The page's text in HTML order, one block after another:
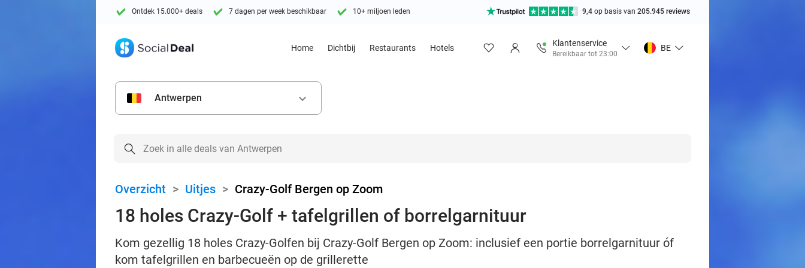
Ontdek 15.000+ deals 7 dagen per week beschikbaar 10+ miljoen leden 9,4 op basis van 205.945 reviews
Home Dichtbij Restaurants Hotels
Klantenservice
Bereikbaar tot 23:00
BE
Antwerpen keyboard_arrow_down
Overzicht > Uitjes > Crazy-Golf Bergen op Zoom
18 holes Crazy-Golf + tafelgrillen of borrelgarnituur
Kom gezellig 18 holes Crazy-Golfen bij Crazy-Golf Bergen op Zoom: inclusief een portie borrelgarnituur óf
kom tafelgrillen en barbecueën op de grillerette